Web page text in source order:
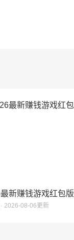
新赚钱游戏红包版
2026-08-06更新